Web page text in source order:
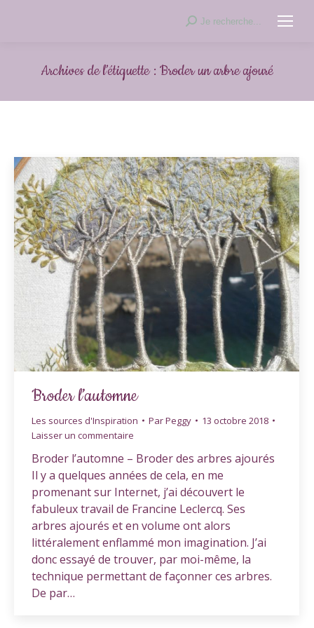
Recherche
Je recherche...
Archives de l’étiquette : Broder un arbre ajouré
Broder l’automne
Les sources d'Inspiration ParPeggy
13 octobre 2018
Laisser un commentaire
Broder l’automne – Broder des arbres ajourés
Il y a quelques années de cela, en me
promenant sur Internet, j’ai découvert le
fabuleux travail de Francine Leclercq. Ses
arbres ajourés et en volume ont alors
littéralement enflammé mon imagination. J’ai
donc essayé de trouver, par moi-même, la
technique permettant de façonner ces arbres.
De par…